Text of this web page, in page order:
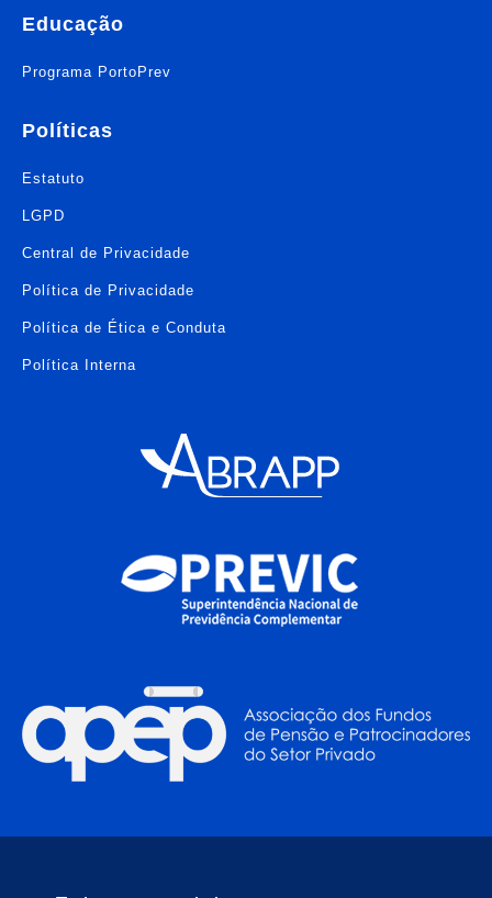
Educação
Programa PortoPrev
Políticas
Estatuto
LGPD
Central de Privacidade
Política de Privacidade
Política de Ética e Conduta
Política Interna